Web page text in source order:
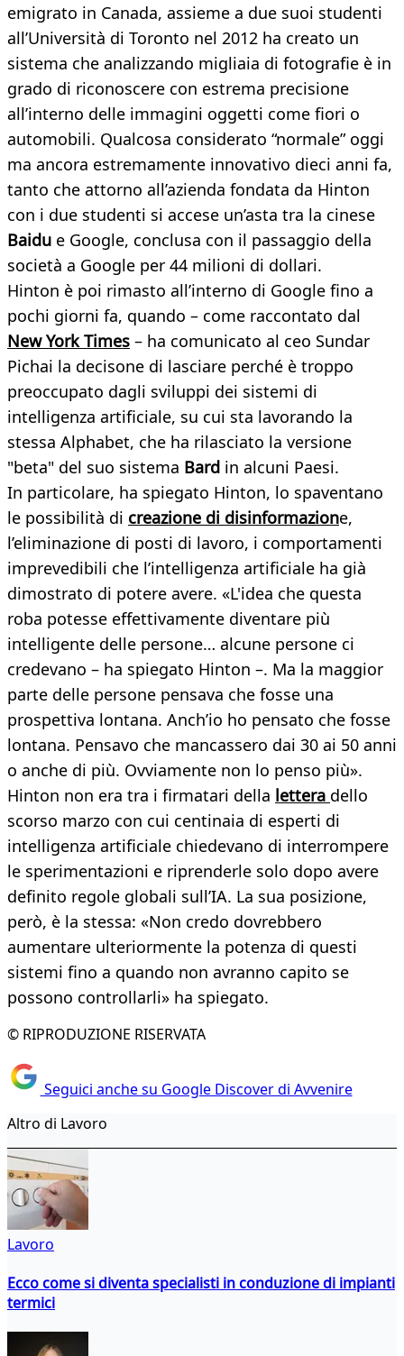
emigrato in Canada, assieme a due suoi studenti
all’Università di Toronto nel 2012 ha creato un
sistema che analizzando migliaia di fotografie è in
grado di riconoscere con estrema precisione
all’interno delle immagini oggetti come fiori o
automobili. Qualcosa considerato “normale” oggi
ma ancora estremamente innovativo dieci anni fa,
tanto che attorno all’azienda fondata da Hinton
con i due studenti si accese un’asta tra la cinese
Baidu e Google, conclusa con il passaggio della
società a Google per 44 milioni di dollari.
Hinton è poi rimasto all’interno di Google fino a
pochi giorni fa, quando – come raccontato dal
New York Times – ha comunicato al ceo Sundar
Pichai la decisone di lasciare perché è troppo
preoccupato dagli sviluppi dei sistemi di
intelligenza artificiale, su cui sta lavorando la
stessa Alphabet, che ha rilasciato la versione
"beta" del suo sistema Bard in alcuni Paesi.
In particolare, ha spiegato Hinton, lo spaventano
le possibilità di creazione di disinformazione,
l’eliminazione di posti di lavoro, i comportamenti
imprevedibili che l’intelligenza artificiale ha già
dimostrato di potere avere. «L'idea che questa
roba potesse effettivamente diventare più
intelligente delle persone… alcune persone ci
credevano – ha spiegato Hinton –. Ma la maggior
parte delle persone pensava che fosse una
prospettiva lontana. Anch’io ho pensato che fosse
lontana. Pensavo che mancassero dai 30 ai 50 anni
o anche di più. Ovviamente non lo penso più».
Hinton non era tra i firmatari della lettera dello
scorso marzo con cui centinaia di esperti di
intelligenza artificiale chiedevano di interrompere
le sperimentazioni e riprenderle solo dopo avere
definito regole globali sull’IA. La sua posizione,
però, è la stessa: «Non credo dovrebbero
aumentare ulteriormente la potenza di questi
sistemi fino a quando non avranno capito se
possono controllarli» ha spiegato.
© RIPRODUZIONE RISERVATA
Seguici anche su Google Discover di Avvenire
Altro di Lavoro
Lavoro
Ecco come si diventa specialisti in conduzione di impianti
termici